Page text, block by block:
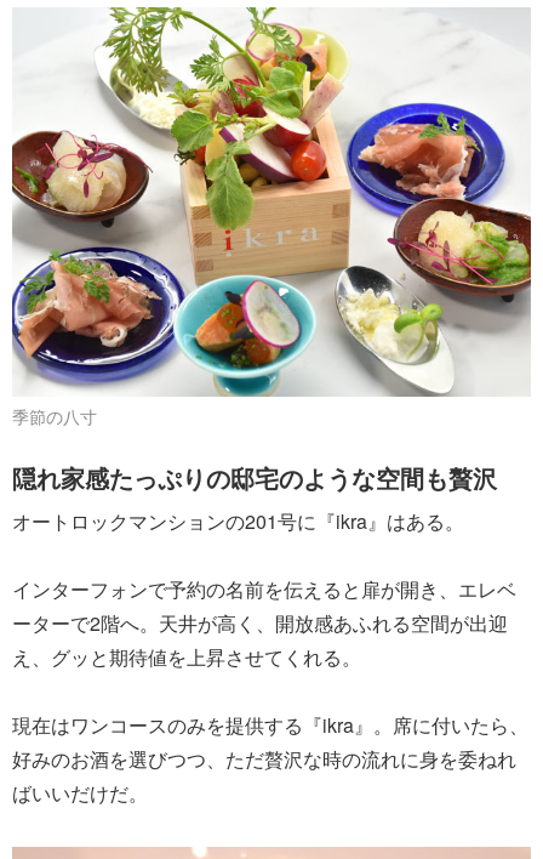
季節の八寸
隠れ家感たっぷりの邸宅のような空間も贅沢
オートロックマンションの201号に『ikra』はある。
インターフォンで予約の名前を伝えると扉が開き、エレベ
ーターで2階へ。天井が高く、開放感あふれる空間が出迎
え、グッと期待値を上昇させてくれる。
現在はワンコースのみを提供する『ikra』。席に付いたら、
好みのお酒を選びつつ、ただ贅沢な時の流れに身を委ねれ
ばいいだけだ。